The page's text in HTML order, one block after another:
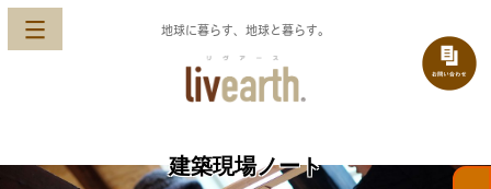
地球に暮らす、地球と暮らす。
建築現場ノート